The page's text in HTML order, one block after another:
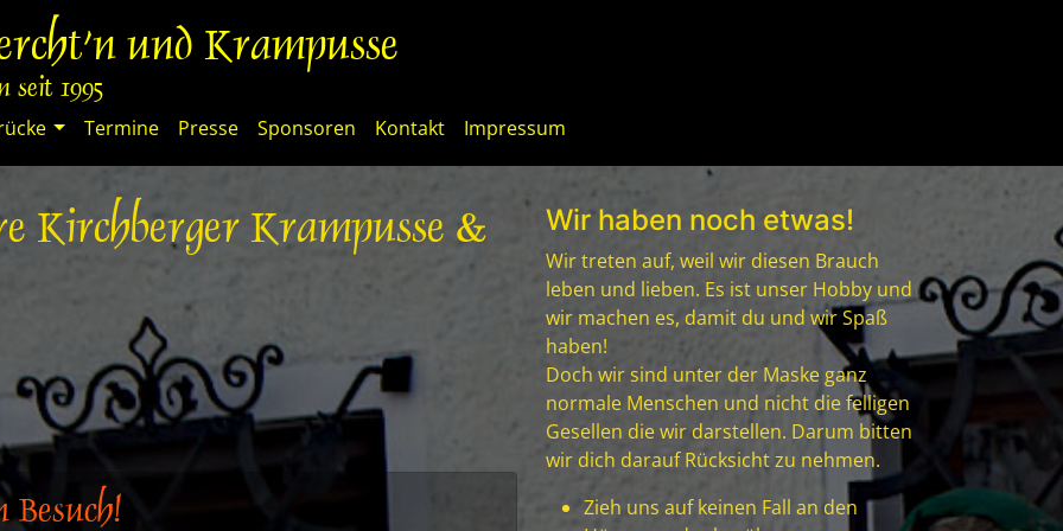
und Krampusse
seit 1995
Termine Presse Sponsoren Kontakt Impressum
Kirchberger Krampusse &
Wir haben noch etwas!
Wir treten auf, weil wir diesen Brauch
leben und lieben. Es ist unser Hobby und
wir machen es, damit du und wir Spaß
haben!
Doch wir sind unter der Maske ganz
normale Menschen und nicht die felligen
Gesellen die wir darstellen. Darum bitten
wir dich darauf Rücksicht zu nehmen.
Zieh uns auf keinen Fall an den